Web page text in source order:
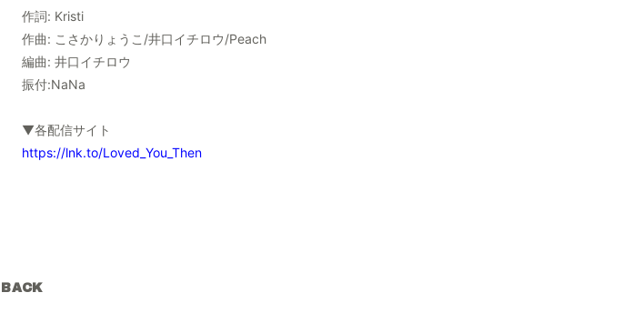
作詞: Kristi
作曲: こさかりょうこ/井口イチロウ/Peach
編曲: 井口イチロウ
振付:NaNa
▼各配信サイト
https://lnk.to/Loved_You_Then
BACK